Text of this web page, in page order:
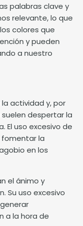
palabras clave y
relevante, lo que
colores que
y pueden
a nuestro
actividad y, por
despertar la
El uso excesivo de
la
en los
el ánimo y
Su uso excesivo
a la hora de